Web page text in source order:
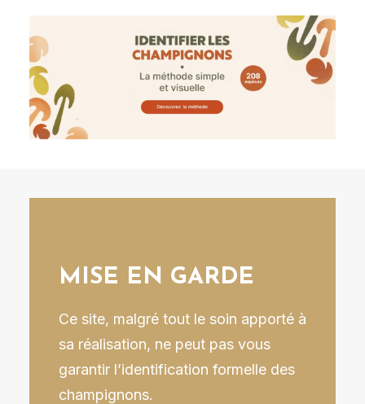
MISE EN GARDE
Ce site, malgré tout le soin apporté à
sa réalisation, ne peut pas vous
garantir l’identification formelle des
champignons.